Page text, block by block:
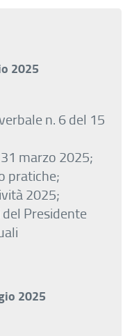
2025
n. 6 del 15
marzo 2025;
pratiche;
2025;
Presidente
2025